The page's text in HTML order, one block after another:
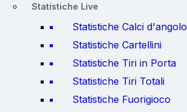
Statistiche Live
Statistiche Calci d'angolo
Statistiche Cartellini
Statistiche Tiri in Porta
Statistiche Tiri Totali
Statistiche Fuorigioco